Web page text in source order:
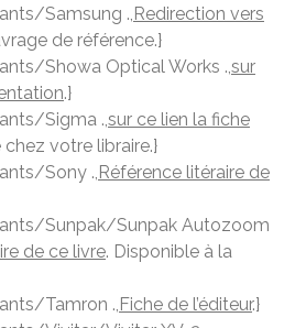
Samsung ., Redirection vers
de référence.}
Showa Optical Works .,sur
.}
Sigma .,sur ce lien la fiche
chez votre libraire.}
Sony ., Référence litéraire de
Sunpak/Sunpak Autozoom
de ce livre. Disponible à la
Tamron ., Fiche de l’éditeur.}